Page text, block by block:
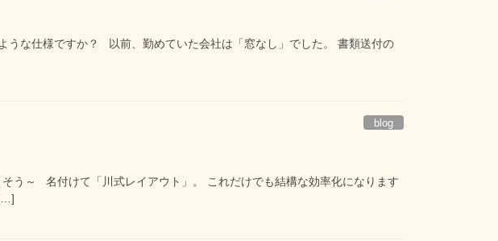
うな仕様ですか？ 以前、勤めていた会社は「窓なし」でした。 書類送付の
blog
う～ 名付けて「川式レイアウト」。 これだけでも結構な効率化になります